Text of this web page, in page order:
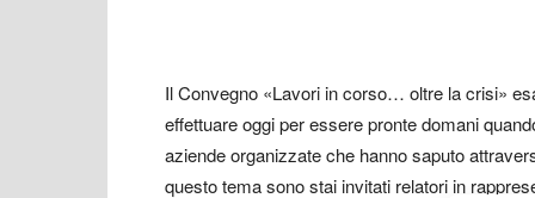
Il Convegno «Lavori in corso… oltre la crisi»
effettuare oggi per essere pronte domani
aziende organizzate che hanno saputo
questo tema sono stai invitati relatori in